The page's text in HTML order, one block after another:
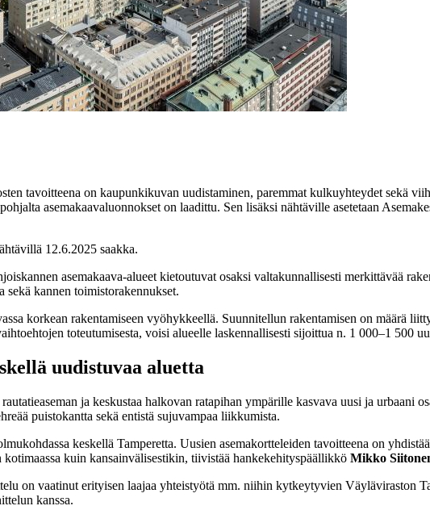
tavoitteena on kaupunkikuvan uudistaminen, paremmat kulkuyhteydet sekä
asemakaavaluonnokset on laadittu. Sen lisäksi nähtäville asetetaan
12.6.2025 saakka.
asemakaava-alueet kietoutuvat osaksi valtakunnallisesti merkittävää
kannen toimistorakennukset.
korkean rakentamiseen vyöhykkeellä. Suunnitellun rakentamisen on määrä
toteutumisesta, voisi alueelle laskennallisesti sijoittua n. 1 000–1 500
uudistuvaa aluetta
ja keskustaa halkovan ratapihan ympärille kasvava uusi ja
puistokantta sekä entistä sujuvampaa liikkumista.
keskellä Tamperetta. Uusien asemakortteleiden tavoitteena on
kuin kansainvälisestikin, tiivistää hankekehityspäällikkö Mikko
on vaatinut erityisen laajaa yhteistyötä mm. niihin kytkeytyvien Väyläviraston
kanssa.